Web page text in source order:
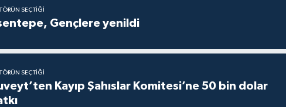
SEÇTIĞI
Gençlere yenildi
SEÇTIĞI
Kayıp Şahıslar Komitesi’ne 50 bin dolar